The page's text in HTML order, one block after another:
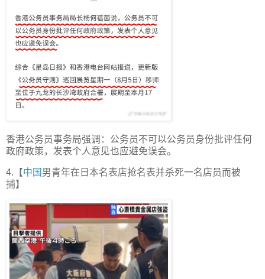
香港公务员事务局强调：公务员不可以公务员身份批评任何
政府政策，发表个人意见也应避免误会。
4.【中国 男青年在日本名表店抢名表并杀死一名店员而被
捕】